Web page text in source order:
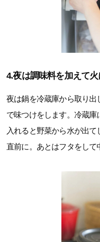
4.夜は調味料を加えて
夜は鍋を冷蔵庫から取り
で味つけをします。冷蔵庫
入れると野菜から水が出
直前に。あとはフタをして